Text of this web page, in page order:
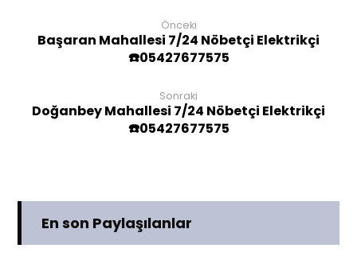
Önceki
Başaran Mahallesi 7/24 Nöbetçi Elektrikçi
☎️05427677575
Sonraki
Doğanbey Mahallesi 7/24 Nöbetçi Elektrikçi
☎️05427677575
En son Paylaşılanlar